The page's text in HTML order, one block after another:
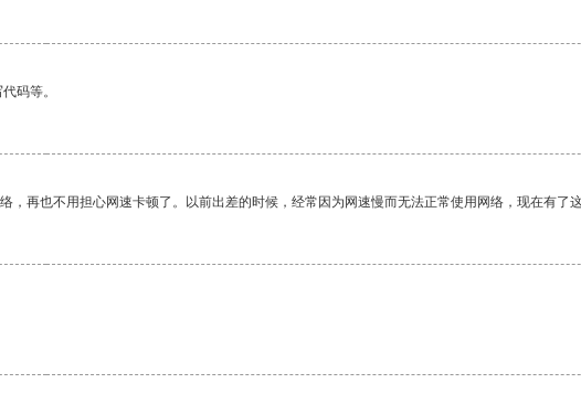
码等。
再也不用担心网速卡顿了。以前出差的时候，经常因为网速慢而无法正常使用网络，现在有了